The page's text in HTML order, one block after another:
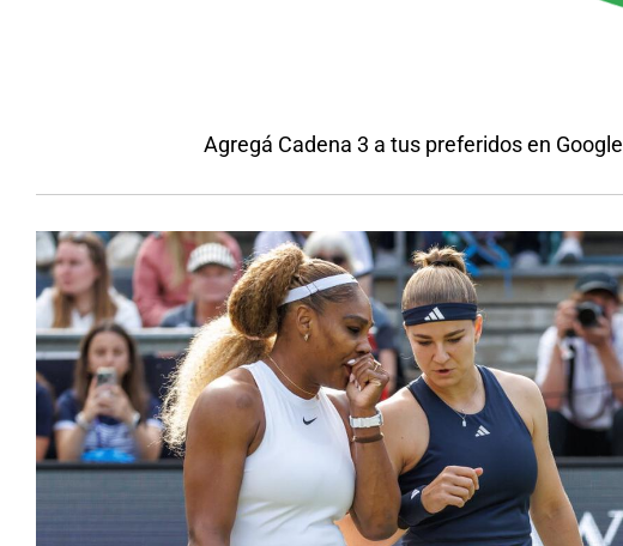
Agregá Cadena 3 a tus preferidos en Google